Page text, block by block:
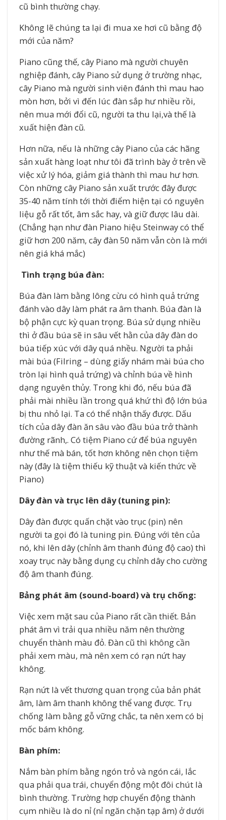
cũ bình thường chạy.
Không lẽ chúng ta lại đi mua xe hơi cũ bằng độ
mới của năm?
Piano cũng thế, cây Piano mà người chuyên
nghiệp đánh, cây Piano sử dụng ở trường nhạc,
cây Piano mà người sinh viên đánh thì mau hao
mòn hơn, bởi vì đến lúc đàn sắp hư nhiều rồi,
nên mua mới đổi cũ, người ta thu lại,và thế là
xuất hiện đàn cũ.
Hơn nữa, nếu là những cây Piano của các hãng
sản xuất hàng loạt như tôi đã trình bày ở trên về
việc xử lý hóa, giảm giá thành thì mau hư hơn.
Còn những cây Piano sản xuất trước đây được
35-40 năm tính tới thời điểm hiện tại có nguyên
liệu gỗ rất tốt, âm sắc hay, và giữ được lâu dài.
(Chẳng hạn như đàn Piano hiệu Steinway có thể
giữ hơn 200 năm, cây đàn 50 năm vẫn còn là mới
nên giá khá mắc)
Tình trạng búa đàn:
Búa đàn làm bằng lông cừu có hình quả trứng
đánh vào dây làm phát ra âm thanh. Búa đàn là
bộ phận cực kỳ quan trọng. Búa sử dụng nhiều
thì ở đầu búa sẽ in sâu vết hằn của dây đàn do
búa tiếp xúc với dây quá nhều. Người ta phải
mài búa (Filring – dùng giấy nhám mài búa cho
tròn lại hình quả trứng) và chỉnh búa về hình
dạng nguyên thủy. Trong khi đó, nếu búa đã
phải mài nhiều lần trong quá khứ thì độ lớn búa
bị thu nhỏ lại. Ta có thể nhận thấy được. Dấu
tích của dây đàn ăn sâu vào đầu búa trở thành
đường rãnh,. Có tiệm Piano cứ để búa nguyên
như thế mà bán, tốt hơn không nên chọn tiệm
này (đây là tiệm thiếu kỹ thuật và kiến thức về
Piano)
Dây đàn và trục lên dây (tuning pin):
Dây đàn được quấn chặt vào trục (pin) nên
người ta gọi đó là tuning pin. Đúng với tên của
nó, khi lên dây (chỉnh âm thanh đúng độ cao) thì
xoay trục này bằng dụng cụ chỉnh dây cho cường
độ âm thanh đúng.
Bảng phát âm (sound-board) và trụ chống:
Việc xem mặt sau của Piano rất cần thiết. Bản
phát âm vì trải qua nhiều năm nên thường
chuyển thành màu đỏ. Đàn cũ thì không cần
phải xem màu, mà nên xem có rạn nứt hay
không.
Rạn nứt là vết thương quan trọng của bản phát
âm, làm âm thanh không thể vang được. Trụ
chống làm bằng gỗ vững chắc, ta nên xem có bị
mốc bám không.
Bàn phím:
Nắm bàn phím bằng ngón trỏ và ngón cái, lắc
qua phải qua trái, chuyển động một đôi chút là
bình thường. Trường hợp chuyển động thành
cụm nhiều là do nỉ (nỉ ngăn chặn tạp âm) ở dưới